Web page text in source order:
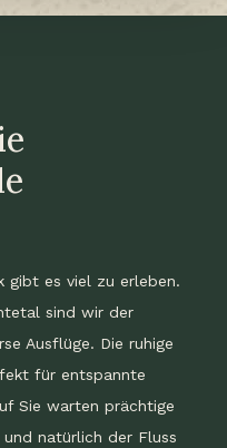
gibt es viel zu erleben.
sind wir der
Ausflüge. Die ruhige
für entspannte
Sie warten prächtige
natürlich der Fluss